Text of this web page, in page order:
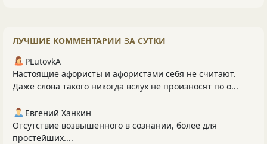
ЛУЧШИЕ КОММЕНТАРИИ ЗА СУТКИ
PLutоvkА
Настоящие афористы и афористами себя не считают.
Даже слова такого никогда вслух не произносят по о...
Евгений Ханкин
Отсутствие возвышенного в сознании, более для
простейших....